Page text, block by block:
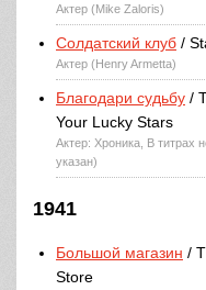
Актер (Mike Zaloris)
Солдатский клуб /
Актер (Henry Armetta)
Благодари судьбу /
Your Lucky Stars
Актер: Хроника, В титрах
указан)
1941
Большой магазин /
Store